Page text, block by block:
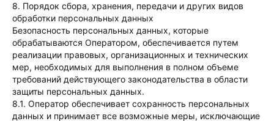
8. Порядок сбора, хранения, передачи и других видов
обработки персональных данных
Безопасность персональных данных, которые
обрабатываются Оператором, обеспечивается путем
реализации правовых, организационных и технических
мер, необходимых для выполнения в полном объеме
требований действующего законодательства в области
защиты персональных данных.
8.1. Оператор обеспечивает сохранность персональных
данных и принимает все возможные меры, исключающие